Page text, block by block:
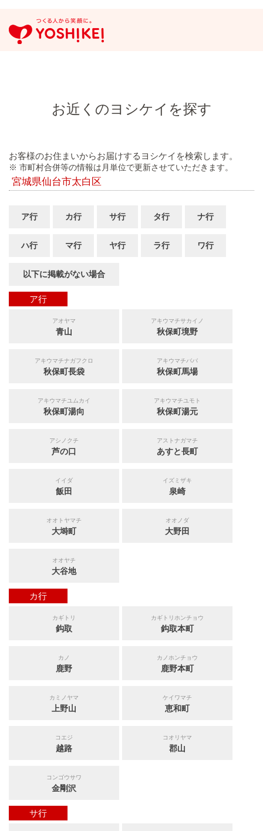
お近くのヨシケイを探す
お客様のお住まいからお届けするヨシケイを検索します。
※ 市町村合併等の情報は月単位で更新させていただきます。
宮城県仙台市太白区
ア行 カ行 サ行 タ行 ナ行
ハ行 マ行 ヤ行 ラ行 ワ行
以下に掲載がない場合
ア行
アオヤマ
青山
アキウマチサカイノ
秋保町境野
アキウマチナガフクロ
秋保町長袋
アキウマチババ
秋保町馬場
アキウマチユムカイ
秋保町湯向
アキウマチユモト
秋保町湯元
アシノクチ
芦の口
アストナガマチ
あすと長町
イイダ
飯田
イズミザキ
泉崎
オオトヤマチ
大塒町
オオノダ
大野田
オオヤチ
大谷地
カ行
カギトリ
鈎取
カギトリホンチョウ
鈎取本町
カノ
鹿野
カノホンチョウ
鹿野本町
カミノヤマ
上野山
ケイワマチ
恵和町
コエジ
越路
コオリヤマ
郡山
コンゴウサワ
金剛沢
サ行